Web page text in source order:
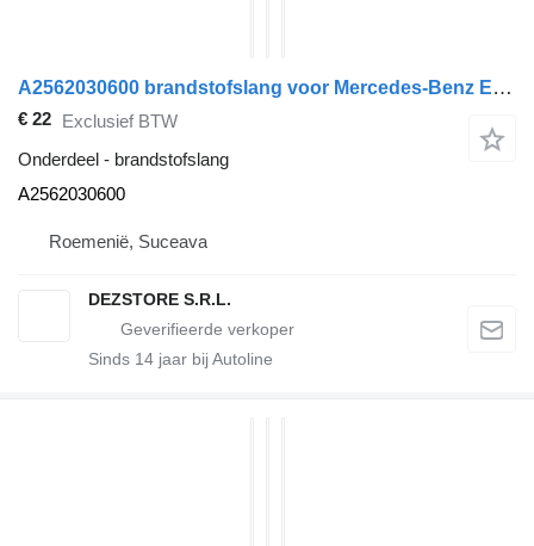
A2562030600 brandstofslang voor Mercedes-Benz E CLASS auto
€ 22 Exclusief BTW
Onderdeel - brandstofslang
A2562030600
Roemenië, Suceava
DEZSTORE S.R.L.
Sinds 14 jaar bij Autoline